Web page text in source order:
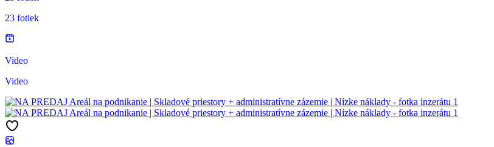
23 fotiek
Video
Video